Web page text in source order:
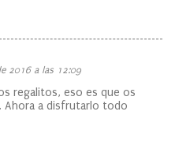
2016 a las 12:09
regalitos, eso es que os
Ahora a disfrutarlo todo